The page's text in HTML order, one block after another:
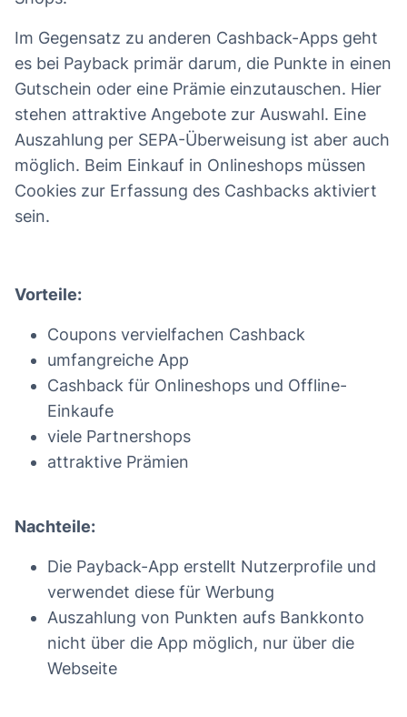
Im Gegensatz zu anderen Cashback-Apps geht
es bei Payback primär darum, die Punkte in einen
Gutschein oder eine Prämie einzutauschen. Hier
stehen attraktive Angebote zur Auswahl. Eine
Auszahlung per SEPA-Überweisung ist aber auch
möglich. Beim Einkauf in Onlineshops müssen
Cookies zur Erfassung des Cashbacks aktiviert
sein.
Vorteile:
Coupons vervielfachen Cashback
umfangreiche App
Cashback für Onlineshops und Offline-
Einkaufe
viele Partnershops
attraktive Prämien
Nachteile:
Die Payback-App erstellt Nutzerprofile und
verwendet diese für Werbung
Auszahlung von Punkten aufs Bankkonto
nicht über die App möglich, nur über die
Webseite